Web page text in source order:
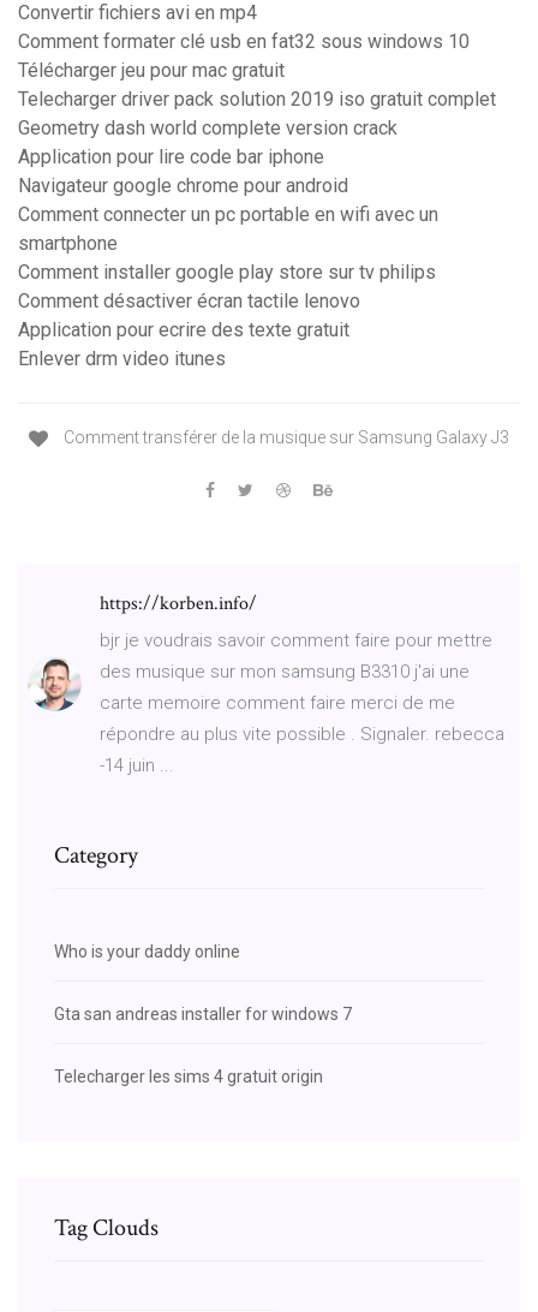
Convertir fichiers avi en mp4
Comment formater clé usb en fat32 sous windows 10
Télécharger jeu pour mac gratuit
Telecharger driver pack solution 2019 iso gratuit complet
Geometry dash world complete version crack
Application pour lire code bar iphone
Navigateur google chrome pour android
Comment connecter un pc portable en wifi avec un
smartphone
Comment installer google play store sur tv philips
Comment désactiver écran tactile lenovo
Application pour ecrire des texte gratuit
Enlever drm video itunes
Comment transférer de la musique sur Samsung Galaxy J3
https://korben.info/
bjr je voudrais savoir comment faire pour mettre
des musique sur mon samsung B3310 j'ai une
carte memoire comment faire merci de me
répondre au plus vite possible . Signaler. rebecca
-14 juin ...
Category
Who is your daddy online
Gta san andreas installer for windows 7
Telecharger les sims 4 gratuit origin
Tag Clouds